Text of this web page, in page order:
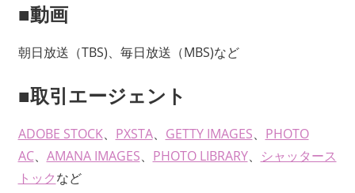
■動画
朝日放送（TBS)、毎日放送（MBS)など
■取引エージェント
ADOBE STOCK、 PXSTA、 GETTY IMAGES、 PHOTO
AC、 AMANA IMAGES、 PHOTO LIBRARY、
シャッタース
トックなど